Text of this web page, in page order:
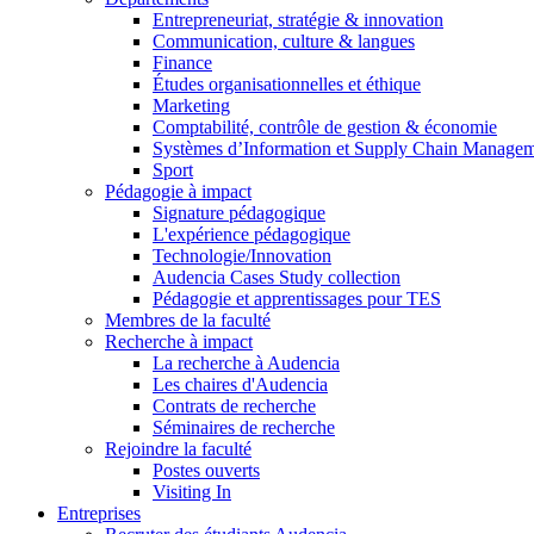
Entrepreneuriat, stratégie & innovation
Communication, culture & langues
Finance
Études organisationnelles et éthique
Marketing
Comptabilité, contrôle de gestion & économie
Systèmes d’Information et Supply Chain
Sport
Pédagogie à impact
Signature pédagogique
L'expérience pédagogique
Technologie/Innovation
Audencia Cases Study collection
Pédagogie et apprentissages pour TES
Membres de la faculté
Recherche à impact
La recherche à Audencia
Les chaires d'Audencia
Contrats de recherche
Séminaires de recherche
Rejoindre la faculté
Postes ouverts
Visiting In
Entreprises